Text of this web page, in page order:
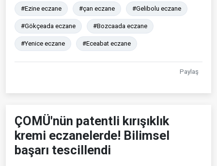
#Ezine eczane #çan eczane #Gelibolu eczane
#Gökçeada eczane #Bozcaada eczane
#Yenice eczane #Eceabat eczane
Paylaş
ÇOMÜ'nün patentli kırışıklık
kremi eczanelerde! Bilimsel
başarı tescillendi